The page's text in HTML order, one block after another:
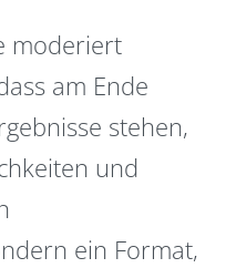
moderiert
am Ende
stehen,
und
ein Format,